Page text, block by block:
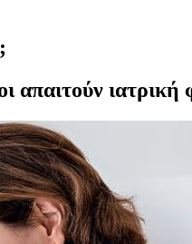
απαιτούν ιατρική